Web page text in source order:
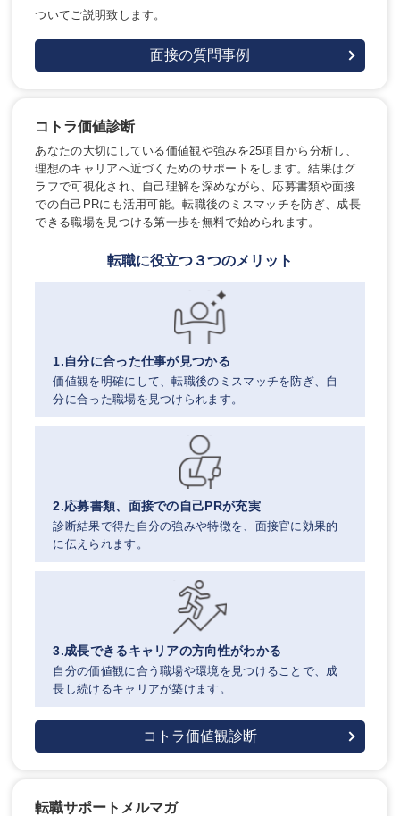
ついてご説明致します。
面接の質問事例
コトラ価値診断
あなたの大切にしている価値観や強みを25項目から分析し、
理想のキャリアへ近づくためのサポートをします。結果はグ
ラフで可視化され、自己理解を深めながら、応募書類や面接
での自己PRにも活用可能。転職後のミスマッチを防ぎ、成長
できる職場を見つける第一歩を無料で始められます。
転職に役立つ３つのメリット
1.自分に合った仕事が見つかる
価値観を明確にして、転職後のミスマッチを防ぎ、自
分に合った職場を見つけられます。
2.応募書類、面接での自己PRが充実
診断結果で得た自分の強みや特徴を、面接官に効果的
に伝えられます。
3.成長できるキャリアの方向性がわかる
自分の価値観に合う職場や環境を見つけることで、成
長し続けるキャリアが築けます。
コトラ価値観診断
転職サポートメルマガ